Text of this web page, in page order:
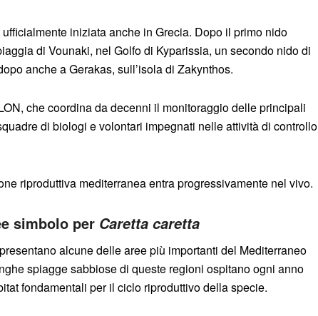
iniziata anche in Grecia. Dopo il primo nido
di Vounaki, nel Golfo di Kyparissia, un secondo nido di
anche a Gerakas, sull’isola di Zakynthos.
che coordina da decenni il monitoraggio delle principali
di biologi e volontari impegnati nelle attività di controllo
riproduttiva mediterranea entra progressivamente nel vivo.
simbolo per Caretta caretta
alcune delle aree più importanti del Mediterraneo
spiagge sabbiose di queste regioni ospitano ogni anno
fondamentali per il ciclo riproduttivo della specie.